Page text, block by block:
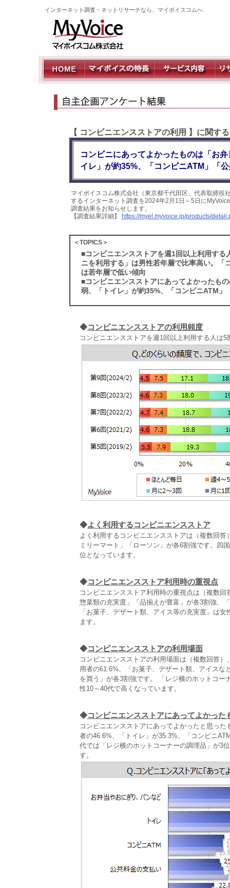
インターネット調査・ネットリサーチなら、マイボイスコムへ
【 コンビニエンスストアの利用 】に関す
コンビニにあってよかったものは「お
イレ」が約35%、「コンビニATM」「
マイボイスコム株式会社（東京都千代田区、代表取締
するインターネット調査を2024年2月1日～5日に
調査結果をお知らせします。
【調査結果詳細】
https://myel.myvoice.jp/products/
＜TOPICS＞
■コンビニエンスストアを週1回以上利用す
ニを利用する」は男性若年層で比率高い。「
は若年層で低い傾向
■コンビニエンスストアにあってよかったも
弱、「トイレ」が約35%、「コンビニATM」
◆コンビニエンスストアの利用頻度
コンビニエンスストアを週1回以上利用する人は
◆よく利用するコンビニエンスストア
よく利用するコンビニエンスストアは（複数回
ミリーマート」「ローソン」が各6割強です。四
位となっています。
◆コンビニエンスストア利用時の重視点
コンビニエンスストア利用時の重視点は（複数
惣菜類の充実度」「品揃えが豊富」が各3割強、
「お菓子、デザート類、アイス等の充実度」は
ます。
◆コンビニエンスストアの利用場面
コンビニエンスストアの利用場面は（複数回答
用者の61.6%、「お菓子、デザート類、アイス
を買う」が各3割強です。 「レジ横のホットコ
性10～40代で高くなっています。
◆コンビニエンスストアにあってよかった
コンビニエンスストアにあってよかったと思っ
者の46.6%、「トイレ」が35.3%、「コンビニ
代では「レジ横のホットコーナーの調理品」が3
す。